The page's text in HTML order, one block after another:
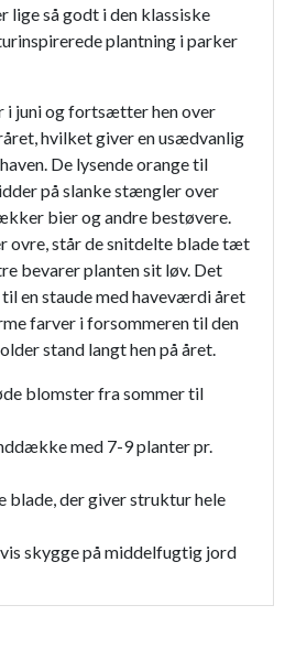
lige så godt i den klassiske
plantning i parker
i juni og fortsætter hen over
hvilket giver en usædvanlig
De lysende orange til
på slanke stængler over
bier og andre bestøvere.
ovre, står de snitdelte blade tæt
bevarer planten sit løv. Det
en staude med haveværdi året
farver i forsommeren til den
stand langt hen på året.
blomster fra sommer til
med 7-9 planter pr.
blade, der giver struktur hele
skygge på middelfugtig jord